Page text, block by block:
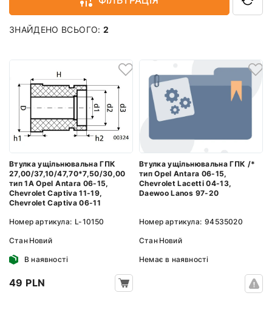
ЗНАЙДЕНО ВСЬОГО: 2
Втулка ущільнювальна ГПК
27,00/37,10/47,70*7,50/30,00
тип 1A Opel Antara 06-15,
Chevrolet Captiva 11-19,
Chevrolet Captiva 06-11
Номер артикула: L-10150
Стан Новий
В наявності
49 PLN
Втулка ущільнювальна ГПК /*
тип Opel Antara 06-15,
Chevrolet Lacetti 04-13,
Daewoo Lanos 97-20
Номер артикула: 94535020
Стан Новий
Немає в наявності